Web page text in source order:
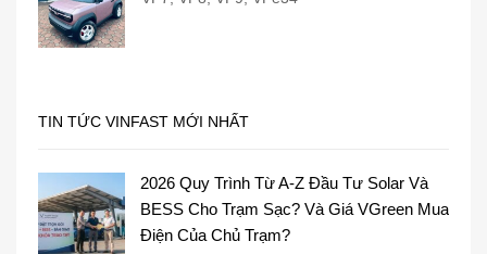
TIN TỨC VINFAST MỚI NHẤT
2026 Quy Trình Từ A-Z Đầu Tư Solar Và
BESS Cho Trạm Sạc? Và Giá VGreen Mua
Điện Của Chủ Trạm?